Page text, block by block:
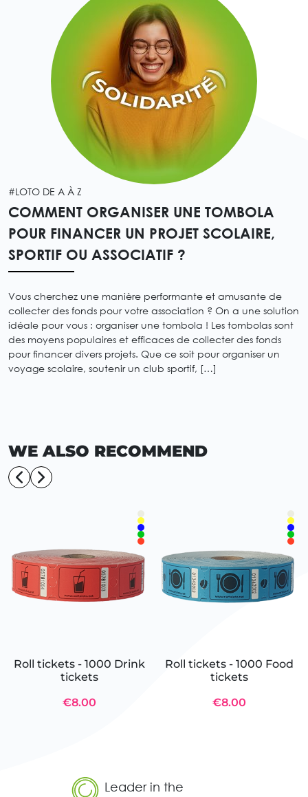
#LOTO DE A À Z
COMMENT ORGANISER UNE TOMBOLA
POUR FINANCER UN PROJET SCOLAIRE,
SPORTIF OU ASSOCIATIF ?
Vous cherchez une manière performante et amusante de
collecter des fonds pour votre association ? On a une solution
idéale pour vous : organiser une tombola ! Les tombolas sont
des moyens populaires et efficaces de collecter des fonds
pour financer divers projets. Que ce soit pour organiser un
voyage scolaire, soutenir un club sportif, […]
WE ALSO RECOMMEND
Roll tickets - 1000 Drink
tickets
€8.00
Roll tickets - 1000 Food
tickets
€8.00
Leader in the